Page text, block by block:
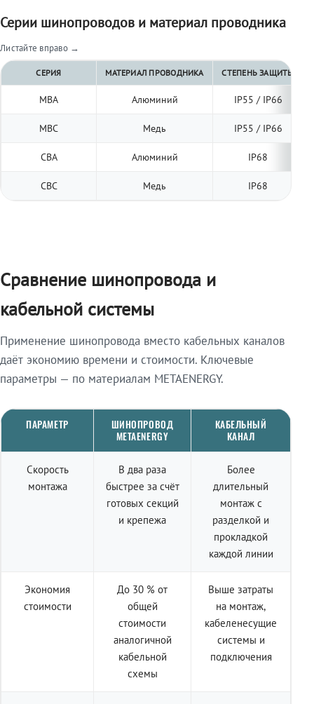
Серии шинопроводов и материал проводника
Листайте вправо →
СЕРИЯ МАТЕРИАЛ ПРОВОДНИКА СТЕПЕНЬ ЗАЩИТЫ
МВА Алюминий IP55 / IP66
МВС Медь IP55 / IP66
СВА Алюминий IP68
СВС Медь IP68
Сравнение шинопровода и
кабельной системы
Применение шинопровода вместо кабельных каналов
даёт экономию времени и стоимости. Ключевые
параметры — по материалам METAENERGY.
ПАРАМЕТР
ШИНОПРОВОД
METAENERGY
КАБЕЛЬНЫЙ
КАНАЛ
Скорость
монтажа
В два раза
быстрее за счёт
готовых секций
и крепежа
Более
длительный
монтаж с
разделкой и
прокладкой
каждой линии
Экономия
стоимости
До 30 % от
общей
стоимости
аналогичной
кабельной
схемы
Выше затраты
на монтаж,
кабеленесущие
системы и
подключения